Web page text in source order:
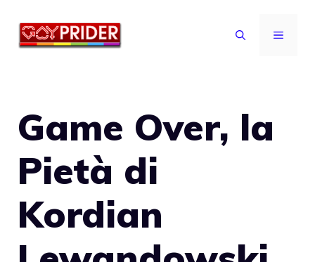
MENU
Game Over, la
Pietà di
Kordian